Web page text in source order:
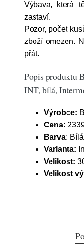
Výbava, která
zastaví.
Pozor, počet
zboží omezen.
přát.
Popis produktu
INT, bílá,
Výrobce:
Cena:
Barva: Bílá
Varianta:
Velikost:
Velikost